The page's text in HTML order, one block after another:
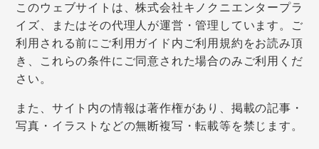
このウェブサイトは、株式会社キノクニエンタープラ
イズ、またはその代理人が運営・管理しています。ご
利用される前にご利用ガイド内ご利用規約をお読み頂
き、これらの条件にご同意された場合のみご利用くだ
さい。
また、サイト内の情報は著作権があり、掲載の記事・
写真・イラストなどの無断複写・転載等を禁じます。